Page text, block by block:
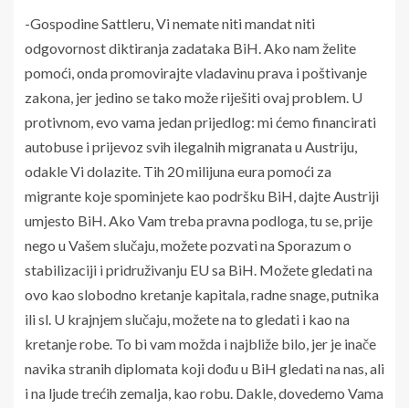
-Gospodine Sattleru, Vi nemate niti mandat niti
odgovornost diktiranja zadataka BiH. Ako nam želite
pomoći, onda promovirajte vladavinu prava i poštivanje
zakona, jer jedino se tako može riješiti ovaj problem. U
protivnom, evo vama jedan prijedlog: mi ćemo financirati
autobuse i prijevoz svih ilegalnih migranata u Austriju,
odakle Vi dolazite. Tih 20 milijuna eura pomoći za
migrante koje spominjete kao podršku BiH, dajte Austriji
umjesto BiH. Ako Vam treba pravna podloga, tu se, prije
nego u Vašem slučaju, možete pozvati na Sporazum o
stabilizaciji i pridruživanju EU sa BiH. Možete gledati na
ovo kao slobodno kretanje kapitala, radne snage, putnika
ili sl. U krajnjem slučaju, možete na to gledati i kao na
kretanje robe. To bi vam možda i najbliže bilo, jer je inače
navika stranih diplomata koji dođu u BiH gledati na nas, ali
i na ljude trećih zemalja, kao robu. Dakle, dovedemo Vama